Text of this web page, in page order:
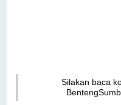
Silakan baca